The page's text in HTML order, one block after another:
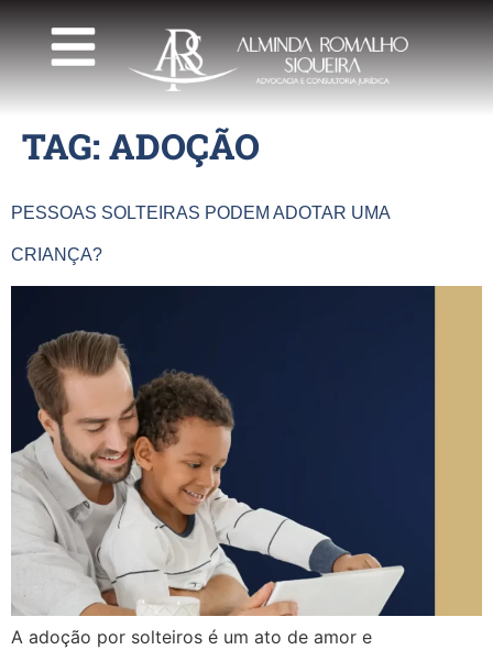
TAG:ADOÇÃO
PESSOAS SOLTEIRAS PODEM ADOTAR UMA
CRIANÇA?
A adoção por solteiros é um ato de amor e